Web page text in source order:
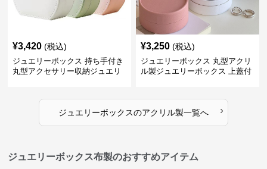
¥3,420 (税込)
ジュエリーボックス 持ち手付き
丸型アクセサリー収納ジュエリ
¥3,250 (税込)
ジュエリーボックス 丸型アクリ
ル製ジュエリーボックス 上蓋付
ジュエリーボックスのアクリル製一覧へ ›
ジュエリーボックス布製のおすすめアイテム